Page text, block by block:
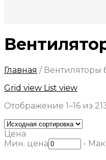
Главная / Вентиляторы
Grid view List view
Отображение 1–16 из
Цена
Мин. цена
-